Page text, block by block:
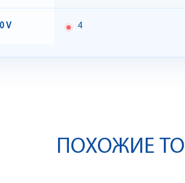
V 4
ПОХОЖИЕ